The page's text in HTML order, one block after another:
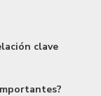
clave